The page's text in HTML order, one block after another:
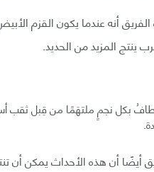
أنه عندما يكون القزم
ينتج المزيد من الحديد.
بكل نجمٍ ملتهَمًا من قِبل
أيضًا أن هذه الأحداث يمكن أن